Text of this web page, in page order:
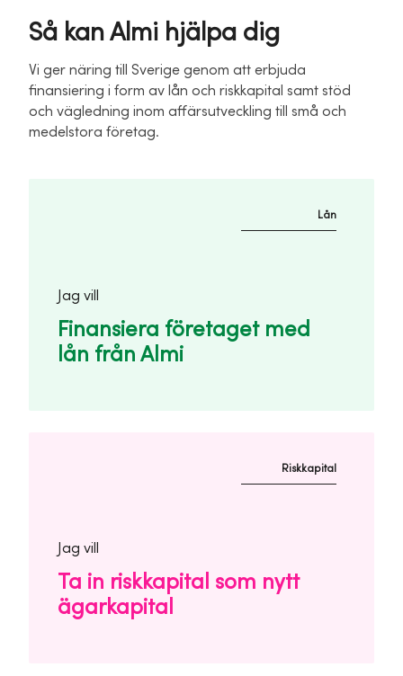
Så kan Almi hjälpa dig
Vi ger näring till Sverige genom att erbjuda
finansiering i form av lån och riskkapital samt stöd
och vägledning inom affärsutveckling till små och
medelstora företag.
Lån
Jag vill
Finansiera företaget med
lån från Almi
Riskkapital
Jag vill
Ta in riskkapital som nytt
ägarkapital